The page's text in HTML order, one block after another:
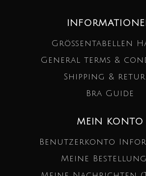
Größentabellen
General terms &
Shipping &
Bra Guide
MEIN KONTO
Benutzerkonto
Meine